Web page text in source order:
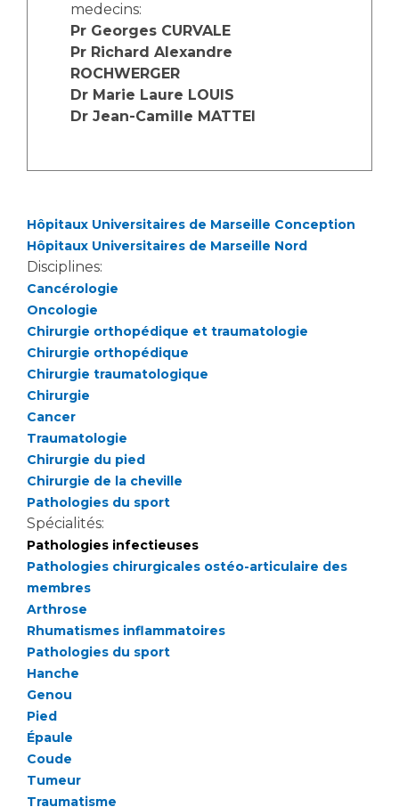
Salon des familles
Transports sanitaires
Vos droits, vos devoirs
Accueil sourds et malentendants
Charte Romain Jacob
Mouvement Parcours Handicap 13
Activité physique
Cancer
Médecine nucléaire
Maladies rares
Maternité Hôpital Nord
Vos représentants
La Commission Des Usagers (CDU)
Les Comités Locaux des Usagers
Les structures de recherche
Écoles et Instituts de Formation
Professionnels de santé
Adresser un patient
Réseaux de soins
Adresser un examen au Laboratoire de Biologie
Médicale
Radiologie / Imagerie
Cancérologie
Les pôles d'activité médicale
Anatomie et Cytologie Pathologiques
Adresser un examen au Laboratoire d'Infectiologie
Centres de référence Maladies Rares
Plateforme d'Expertise Maladies Rares
Presse / Multimédia
Communiqués de presse
Dossiers de presse
Médiathèque
Fournisseurs
Rôles et missions
medecins:
Pr Georges CURVALE
Pr Richard Alexandre
ROCHWERGER
Dr Marie Laure LOUIS
Dr Jean-Camille MATTEI
Hôpitaux Universitaires de Marseille Conception
Hôpitaux Universitaires de Marseille Nord
Disciplines:
Cancérologie
Oncologie
Chirurgie orthopédique et traumatologie
Chirurgie orthopédique
Chirurgie traumatologique
Chirurgie
Cancer
Traumatologie
Chirurgie du pied
Chirurgie de la cheville
Pathologies du sport
Spécialités:
Pathologies infectieuses
Pathologies chirurgicales ostéo-articulaire des
membres
Arthrose
Rhumatismes inflammatoires
Pathologies du sport
Hanche
Genou
Pied
Épaule
Coude
Tumeur
Traumatisme